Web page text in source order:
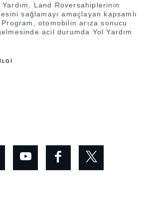
Land Roversahiplerinin
sağlamayı amaçlayan kapsamlı
otomobilin arıza sonucu
acil durumda Yol Yardım